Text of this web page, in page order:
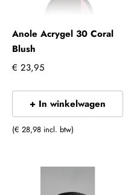
Anole Acrygel 30 Coral
Blush
€ 23,95
+ In winkelwagen
(€ 28,98 incl. btw)